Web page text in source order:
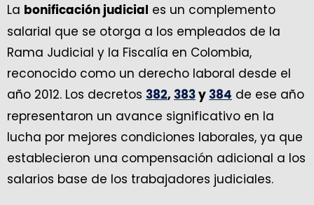
La bonificación judicial
es un complemento
salarial que se otorga a los empleados de la
Rama Judicial y la Fiscalía en Colombia,
reconocido como un derecho laboral desde el
año 2012. Los decretos 382, 383 y 384 de ese año
representaron un avance significativo en la
lucha por mejores condiciones laborales, ya que
establecieron una compensación adicional a los
salarios base de los trabajadores judiciales.